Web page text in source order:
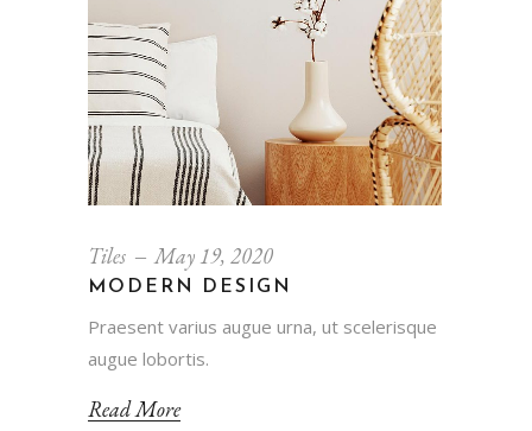
Tiles May 19, 2020
MODERN DESIGN
Praesent varius augue urna, ut scelerisque
augue lobortis.
Read More